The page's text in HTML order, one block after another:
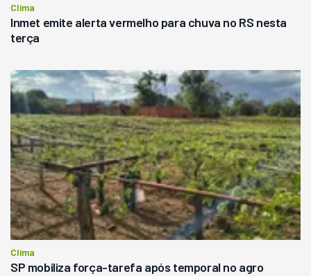
Clima
Inmet emite alerta vermelho para chuva no RS nesta
terça
Clima
SP mobiliza força-tarefa após temporal no agro